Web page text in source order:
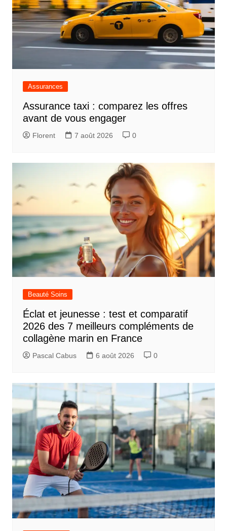
Assurances
Assurance taxi : comparez les offres
avant de vous engager
Florent 7 août 2026 0
Beauté Soins
Éclat et jeunesse : test et comparatif
2026 des 7 meilleurs compléments de
collagène marin en France
Pascal Cabus 6 août 2026 0